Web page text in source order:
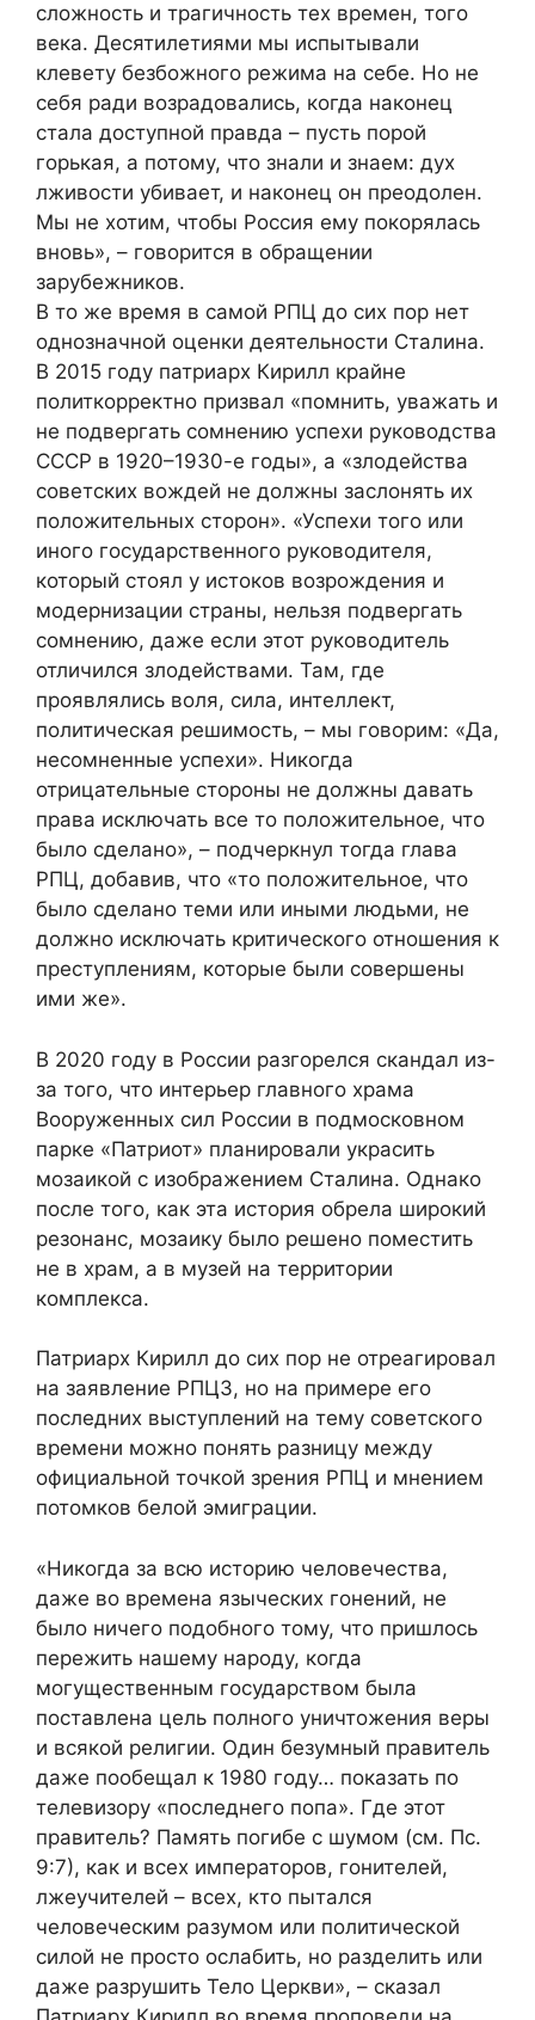
сложность и трагичность тех времен, того
века. Десятилетиями мы испытывали
клевету безбожного режима на себе. Но не
себя ради возрадовались, когда наконец
стала доступной правда – пусть порой
горькая, а потому, что знали и знаем: дух
лживости убивает, и наконец он преодолен.
Мы не хотим, чтобы Россия ему покорялась
вновь», – говорится в обращении
зарубежников.
В то же время в самой РПЦ до сих пор нет
однозначной оценки деятельности Сталина.
В 2015 году патриарх Кирилл крайне
политкорректно призвал «помнить, уважать и
не подвергать сомнению успехи руководства
СССР в 1920–1930-е годы», а «злодейства
советских вождей не должны заслонять их
положительных сторон». «Успехи того или
иного государственного руководителя,
который стоял у истоков возрождения и
модернизации страны, нельзя подвергать
сомнению, даже если этот руководитель
отличился злодействами. Там, где
проявлялись воля, сила, интеллект,
политическая решимость, – мы говорим: «Да,
несомненные успехи». Никогда
отрицательные стороны не должны давать
права исключать все то положительное, что
было сделано», – подчеркнул тогда глава
РПЦ, добавив, что «то положительное, что
было сделано теми или иными людьми, не
должно исключать критического отношения к
преступлениям, которые были совершены
ими же».
В 2020 году в России разгорелся скандал из-
за того, что интерьер главного храма
Вооруженных сил России в подмосковном
парке «Патриот» планировали украсить
мозаикой с изображением Сталина. Однако
после того, как эта история обрела широкий
резонанс, мозаику было решено поместить
не в храм, а в музей на территории
комплекса.
Патриарх Кирилл до сих пор не отреагировал
на заявление РПЦЗ, но на примере его
последних выступлений на тему советского
времени можно понять разницу между
официальной точкой зрения РПЦ и мнением
потомков белой эмиграции.
«Никогда за всю историю человечества,
даже во времена языческих гонений, не
было ничего подобного тому, что пришлось
пережить нашему народу, когда
могущественным государством была
поставлена цель полного уничтожения веры
и всякой религии. Один безумный правитель
даже пообещал к 1980 году… показать по
телевизору «последнего попа». Где этот
правитель? Память погибе с шумом (см. Пс.
9:7), как и всех императоров, гонителей,
лжеучителей – всех, кто пытался
человеческим разумом или политической
силой не просто ослабить, но разделить или
даже разрушить Тело Церкви», – сказал